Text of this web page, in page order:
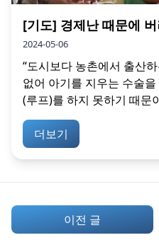
[기도] 경제난 때문에
2024-05-06
“도시보다 농촌에서 출산
없어 아기를 지우는 수술
(루프)를 하지 못하기 때문
더보기
이전 글